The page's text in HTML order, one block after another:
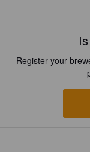
Register your